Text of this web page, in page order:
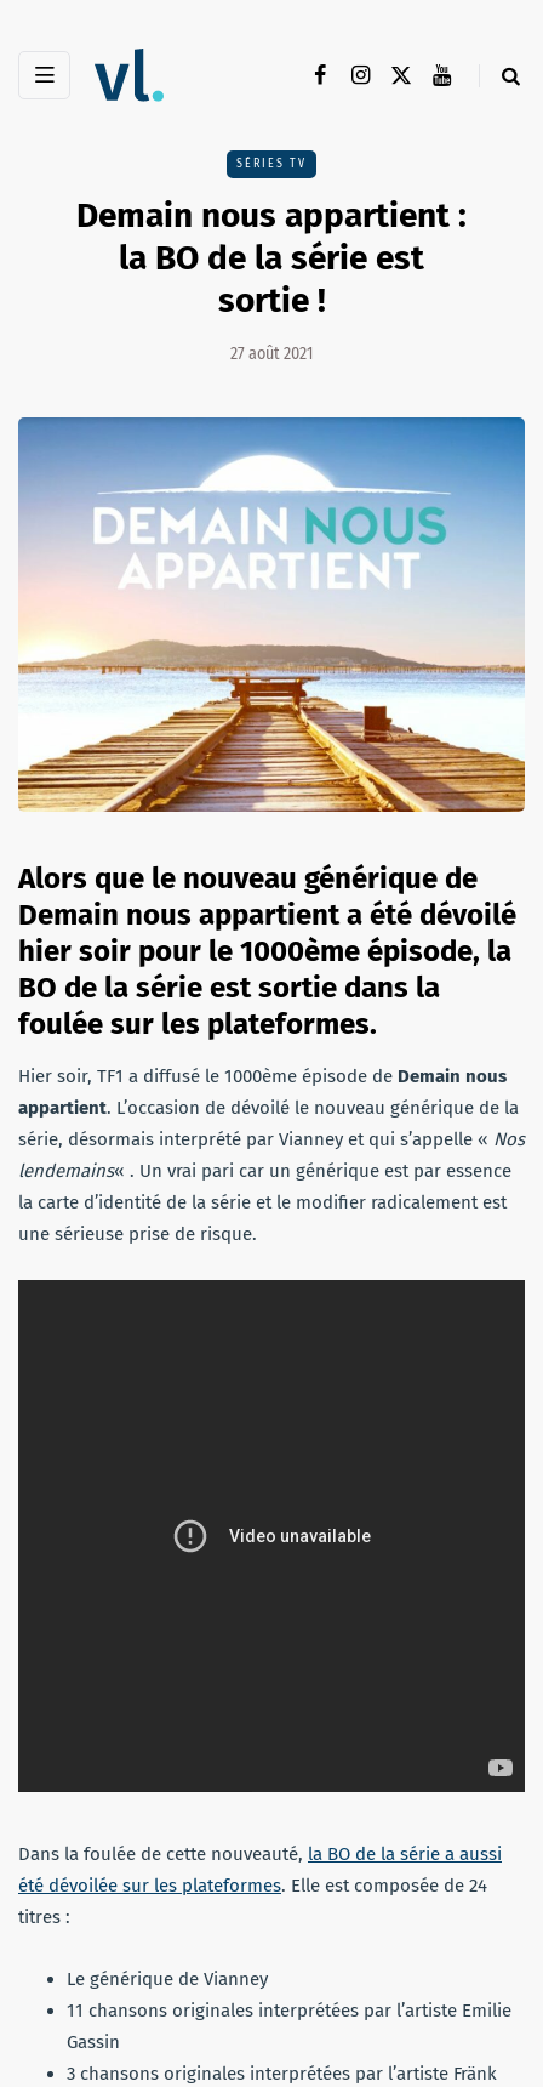
SÉRIES TV
Demain nous appartient :
la BO de la série est
sortie !
27 août 2021
Alors que le nouveau générique de
Demain nous appartient a été dévoilé
hier soir pour le 1000ème épisode, la
BO de la série est sortie dans la
foulée sur les plateformes.
Hier soir, TF1 a diffusé le 1000ème épisode de Demain nous
appartient. L’occasion de dévoilé le nouveau générique de la
série, désormais interprété par Vianney et qui s’appelle « Nos
lendemains« . Un vrai pari car un générique est par essence
la carte d’identité de la série et le modifier radicalement est
une sérieuse prise de risque.
Dans la foulée de cette nouveauté, la BO de la série a aussi
été dévoilée sur les plateformes. Elle est composée de 24
titres :
Le générique de Vianney
11 chansons originales interprétées par l’artiste Emilie
Gassin
3 chansons originales interprétées par l’artiste Fränk